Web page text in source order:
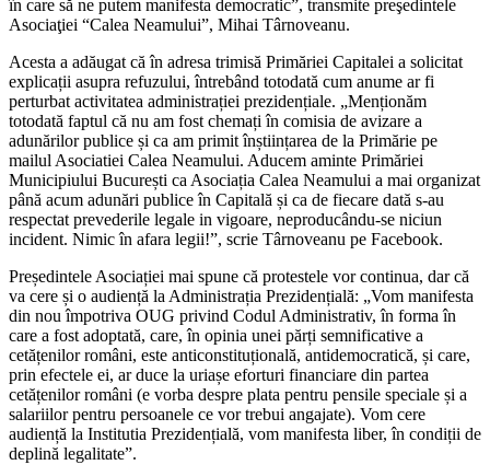
în care să ne putem manifesta democratic”, transmite preşedintele
Asociaţiei “Calea Neamului”, Mihai Târnoveanu.
Acesta a adăugat că în adresa trimisă Primăriei Capitalei a solicitat
explicații asupra refuzului, întrebând totodată cum anume ar fi
perturbat activitatea administrației prezidențiale. „Menționăm
totodată faptul că nu am fost chemați în comisia de avizare a
adunărilor publice și ca am primit înștiințarea de la Primărie pe
mailul Asociatiei Calea Neamului. Aducem aminte Primăriei
Municipiului București ca Asociația Calea Neamului a mai organizat
până acum adunări publice în Capitală și ca de fiecare dată s-au
respectat prevederile legale in vigoare, neproducându-se niciun
incident. Nimic în afara legii!”, scrie Târnoveanu pe Facebook.
Președintele Asociației mai spune că protestele vor continua, dar că
va cere și o audiență la Administrația Prezidențială: „Vom manifesta
din nou împotriva OUG privind Codul Administrativ, în forma în
care a fost adoptată, care, în opinia unei părți semnificative a
cetățenilor români, este anticonstituțională, antidemocratică, și care,
prin efectele ei, ar duce la uriașe eforturi financiare din partea
cetățenilor români (e vorba despre plata pentru pensile speciale și a
salariilor pentru persoanele ce vor trebui angajate). Vom cere
audiență la Institutia Prezidențială, vom manifesta liber, în condiții de
deplină legalitate”.